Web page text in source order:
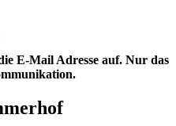
E-Mail Adresse auf. Nur das